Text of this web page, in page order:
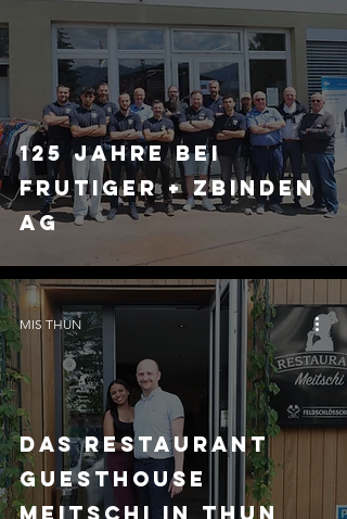
125 Jahre bei
Frutiger + Zbinden
AG
Das Restaurant
Guesthouse
Meitschi in Thun
MIS THUN